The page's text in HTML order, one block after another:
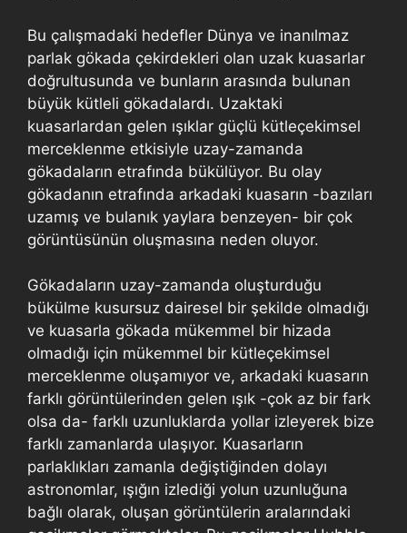
Bu çalışmadaki hedefler Dünya ve inanılmaz
parlak gökada çekirdekleri olan uzak kuasarlar
doğrultusunda ve bunların arasında bulunan
büyük kütleli gökadalardı. Uzaktaki
kuasarlardan gelen ışıklar güçlü kütleçekimsel
merceklenme etkisiyle uzay-zamanda
gökadaların etrafında bükülüyor. Bu olay
gökadanın etrafında arkadaki kuasarın -bazıları
uzamış ve bulanık yaylara benzeyen- bir çok
görüntüsünün oluşmasına neden oluyor.
Gökadaların uzay-zamanda oluşturduğu
bükülme kusursuz dairesel bir şekilde olmadığı
ve kuasarla gökada mükemmel bir hizada
olmadığı için mükemmel bir kütleçekimsel
merceklenme oluşamıyor ve, arkadaki kuasarın
farklı görüntülerinden gelen ışık -çok az bir fark
olsa da- farklı uzunluklarda yollar izleyerek bize
farklı zamanlarda ulaşıyor. Kuasarların
parlaklıkları zamanla değiştiğinden dolayı
astronomlar, ışığın izlediği yolun uzunluğuna
bağlı olarak, oluşan görüntülerin aralarındaki